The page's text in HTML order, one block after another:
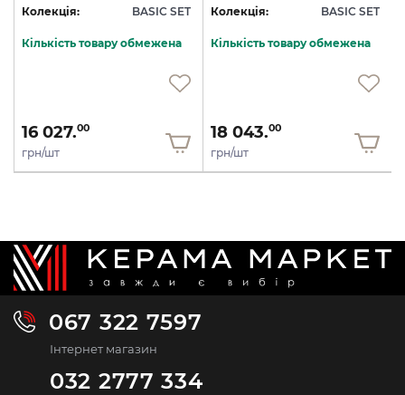
Колекція: BASIC SET
Кількість товару обмежена
16 027.00
грн/шт
Колекція: BASIC SET
Кількість товару обмежена
18 043.00
грн/шт
067 322 7597
Інтернет магазин
032 2777 334